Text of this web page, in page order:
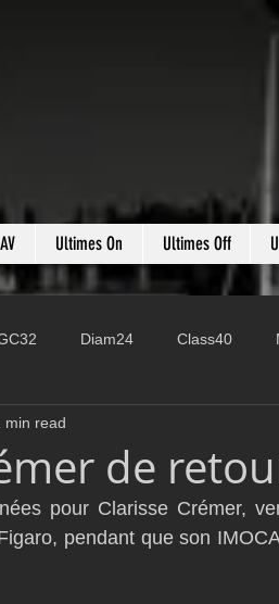
Ultimes On Ultimes Off
Diam24 Class40
40
Botin 52 Classe 50
de
min read
pour Clarisse Crémer,
pendant que son